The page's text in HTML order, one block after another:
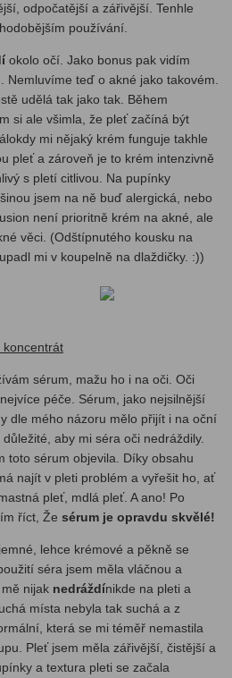
odpočatější a zářivější. Tenhle
používání.
okolo očí. Jako bonus pak vidím
teď o akné jako takovém.
udělá tak jako tak. Během
si ale všimla, že pleť začíná být
mi nějaký krém funguje takhle
pleť a zároveň je to krém intenzivně
s pletí citlivou. Na pupínky
jsem na ně buď alergická, nebo
není prioritně krém na akné, ale
věci. (Odštípnutého kousku na
mi v koupelně na dlaždičky. :))
koncentrát
sérum, mažu ho i na oči. Oči
péče. Sérum, jako nejsilnější
dle mého názoru mělo přijít i na oční
aby mi séra oči nedráždily.
toto sérum objevila. Díky obsahu
najít v pleti problém a vyřešit ho, ať
pleť, mdlá pleť. A ano! Po
říct, Že sérum je opravdu skvělé!
lehce krémové a pěkně se
séra jsem měla vláčnou a
nijak nedráždínikde na pleti a
místa nebyla tak suchá a z
která se mi téměř nemastila
Pleť jsem měla zářivější, čistější a
a textura pleti se začala